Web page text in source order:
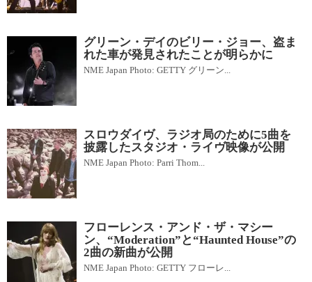
グリーン・デイのビリー・ジョー、盗ま
れた車が発見されたことが明らかに
NME Japan Photo: GETTY グリーン...
スロウダイヴ、ラジオ局のために5曲を
披露したスタジオ・ライヴ映像が公開
NME Japan Photo: Parri Thom...
フローレンス・アンド・ザ・マシー
ン、“Moderation”と“Haunted House”の
2曲の新曲が公開
NME Japan Photo: GETTY フローレ...